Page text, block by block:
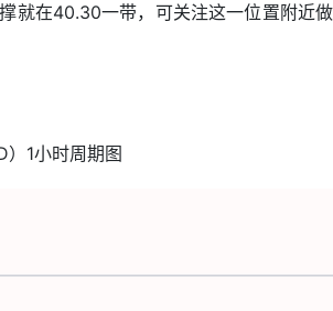
就在40.30一带，可关注这一位置附近做
）1小时周期图